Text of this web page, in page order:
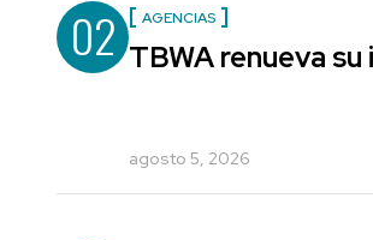
02 AGENCIAS
TBWA renueva
agosto 5, 2026